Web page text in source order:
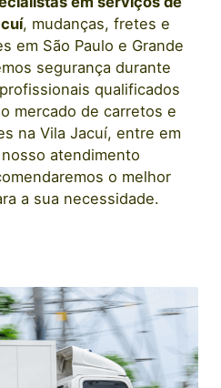
, mudanças, fretes e
em São Paulo e Grande
segurança durante
qualificados
mercado de carretos e
na Vila Jacuí, entre em
atendimento
o melhor
a sua necessidade.